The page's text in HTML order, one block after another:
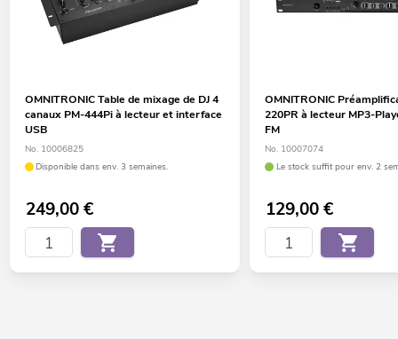
OMNITRONIC Table de mixage de DJ 4
canaux PM-444Pi à lecteur et interface
USB
No. 10006825
Disponible dans env. 3 semaines.
249,00€
OMNITRONIC
220PR à lecteur MP3-
FM
No. 10007074
Le stock suffit pour env. 2
129,00€